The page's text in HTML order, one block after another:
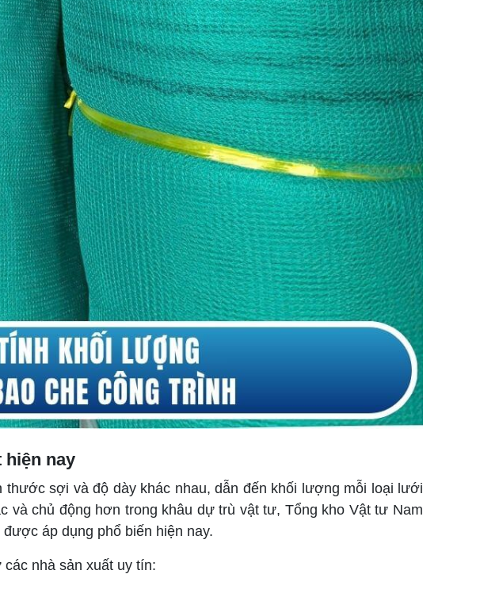
nay
sợi và độ dày khác nhau, dẫn đến khối lượng mỗi loại lưới
chủ động hơn trong khâu dự trù vật tư, Tổng kho Vật tư Nam
áp dụng phổ biến hiện nay.
nhà sản xuất uy tín: